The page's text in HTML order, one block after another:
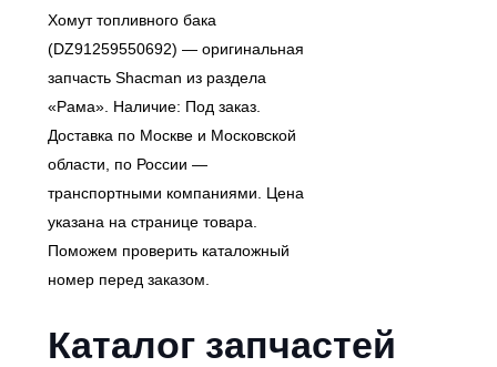
Хомут топливного бака
(DZ91259550692) — оригинальная
запчасть Shacman из раздела
«Рама». Наличие: Под заказ.
Доставка по Москве и Московской
области, по России —
транспортными компаниями. Цена
указана на странице товара.
Поможем проверить каталожный
номер перед заказом.
Каталог запчастей